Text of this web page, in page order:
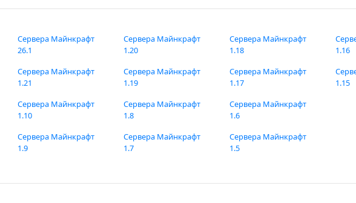
Сервера Майнкрафт
26.1
Сервера Майнкрафт
1.21
Сервера Майнкрафт
1.20
Сервера Майнкрафт
1.19
Сервера Майнкрафт
1.18
Сервера Майнкрафт
1.17
1.16
1.15
Сервера Майнкрафт
1.10
Сервера Майнкрафт
1.9
Сервера Майнкрафт
1.8
Сервера Майнкрафт
1.7
Сервера Майнкрафт
1.6
Сервера Майнкрафт
1.5